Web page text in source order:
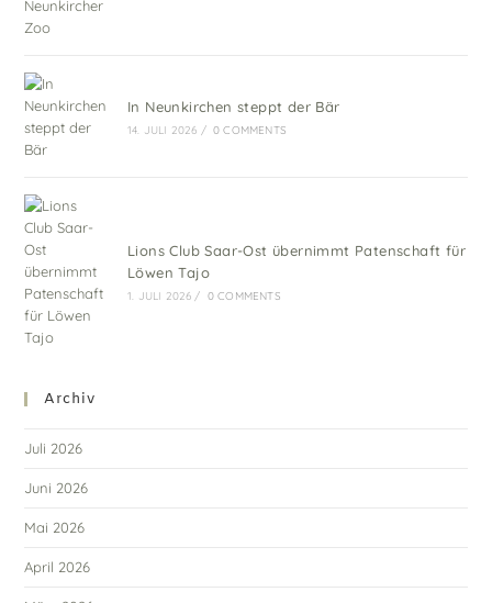
In Neunkirchen steppt der Bär
14. JULI 2026 / 0 COMMENTS
Lions Club Saar-Ost übernimmt Patenschaft für
Löwen Tajo
1. JULI 2026 / 0 COMMENTS
Archiv
Juli 2026
Juni 2026
Mai 2026
April 2026